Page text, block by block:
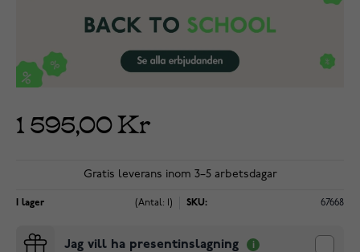
1 595,00 Kr
Gratis leverans inom 3–5 arbetsdagar
I lager (Antal: 1) SKU: 67668
Jag vill ha presentinslagning